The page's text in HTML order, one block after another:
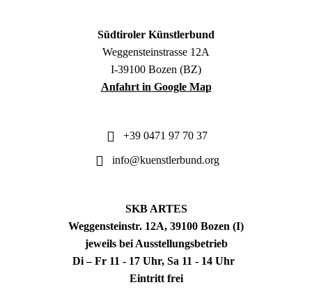
Südtiroler Künstlerbund
Weggensteinstrasse 12A
I-39100 Bozen (BZ)
Anfahrt in Google Map
+39 0471 97 70 37
info@kuenstlerbund.org
SKB ARTES
Weggensteinstr. 12A, 39100 Bozen (I)
jeweils bei Ausstellungsbetrieb
Di – Fr 11 - 17 Uhr, Sa 11 - 14 Uhr
Eintritt frei